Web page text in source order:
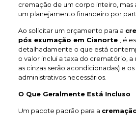
cremação de um corpo inteiro, mas
um planejamento financeiro por
Ao solicitar um orçamento para a
pós exumação em Cianorte
, é
detalhadamente o que está
o valor inclui a taxa do crematório, a
as cinzas serão acondicionadas) e
administrativos necessários.
O Que Geralmente Está Incluso
Um pacote padrão para a